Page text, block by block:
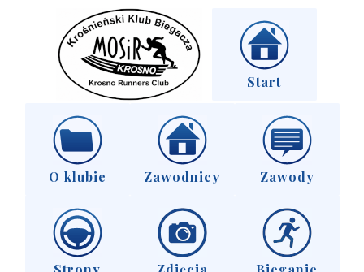
Start
O klubie Zawodnicy Zawody